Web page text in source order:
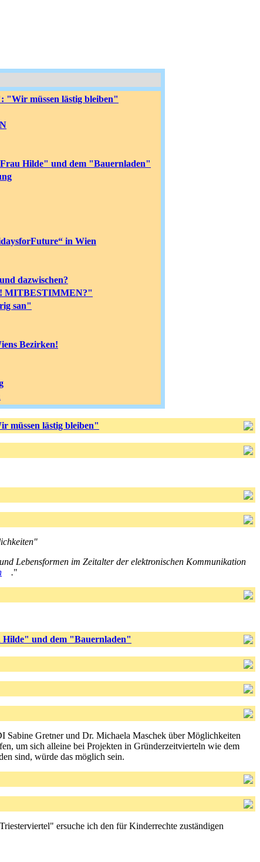
"Wir müssen lästig bleiben"
Hilde" und dem "Bauernladen"
in Wien
dazwischen?
MITBESTIMMEN?"
san"
Bezirken!
müssen lästig bleiben"
Lebensformen im Zeitalter der elektronischen Kommunikation
."
Hilde" und dem "Bauernladen"
Sabine Gretner und Dr. Michaela Maschek über Möglichkeiten
um sich alleine bei Projekten in Gründerzeitvierteln wie dem
sind, würde das möglich sein.
ersuche ich den für Kinderrechte zuständigen